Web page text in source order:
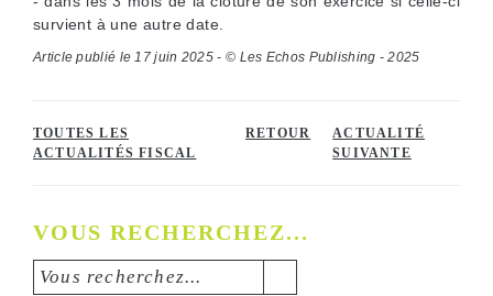
survient à une autre date.
Article publié le 17 juin 2025 - © Les Echos Publishing - 2025
TOUTES LES
ACTUALITÉS FISCAL
RETOUR
ACTUALITÉ
SUIVANTE
VOUS RECHERCHEZ...
Vous recherchez...